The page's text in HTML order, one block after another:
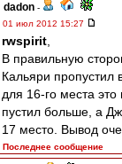
dadon -
01 июл 2012 15:27
rwspirit
В правильную
Кальяри пропустил
для 16-го места
пустил больше, а
17 место. Вывод
Последнее сообщение